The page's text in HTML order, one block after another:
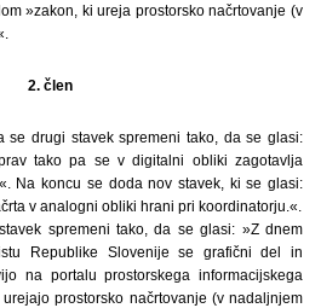
»zakon, ki ureja prostorsko načrtovanje (v
2. člen
se drugi stavek spremeni tako, da se glasi:
tako pa se v digitalni obliki zagotavlja
Na koncu se doda nov stavek, ki se glasi:
v analogni obliki hrani pri koordinatorju.«.
spremeni tako, da se glasi: »Z dnem
Republike Slovenije se grafični del in
na portalu prostorskega informacijskega
prostorsko načrtovanje (v nadaljnjem